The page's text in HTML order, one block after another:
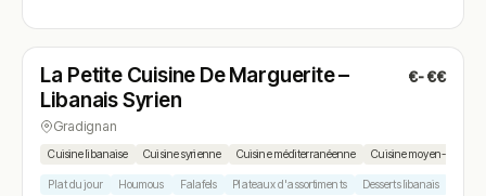
N° 4
La Petite Cuisine De Marguerite –
Libanais Syrien
€-€€
Gradignan
Cuisine libanaise Cuisine syrienne Cuisine méditerranéenne Cuisine moyen-orientale
Plat du jour Houmous Falafels Plateaux d'assortiments Desserts libanais